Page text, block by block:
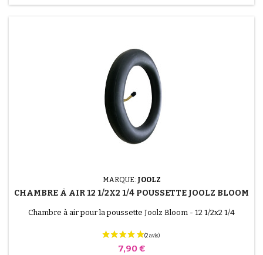
MARQUE: JOOLZ
CHAMBRE À AIR 12 1/2X2 1/4 POUSSETTE JOOLZ BLOOM
Chambre à air pour la poussette Joolz Bloom - 12 1/2x2 1/4
Prix
7,90 €